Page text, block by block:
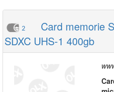
2
Card memorie
SDXC UHS-1 400gb